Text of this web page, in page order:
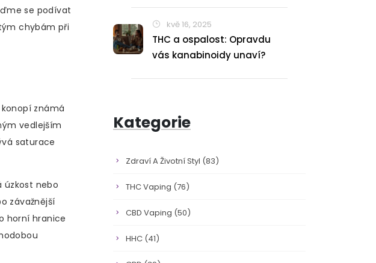
se podívat
chybám při
známá
vedlejším
saturace
úzkost nebo
závažnější
horní hranice
kvě 16, 2025
THC a ospalost: Opravdu
vás kanabinoidy unaví?
Kategorie
Zdraví A Životní Styl (83)
THC Vaping (76)
CBD Vaping (50)
HHC (41)